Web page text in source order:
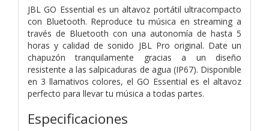
JBL GO Essential es un altavoz portátil ultracompacto
con Bluetooth. Reproduce tu música en streaming a
través de Bluetooth con una autonomía de hasta 5
horas y calidad de sonido JBL Pro original. Date un
chapuzón tranquilamente gracias a un diseño
resistente a las salpicaduras de agua (IP67). Disponible
en 3 llamativos colores, el GO Essential es el altavoz
perfecto para llevar tu música a todas partes.
Especificaciones